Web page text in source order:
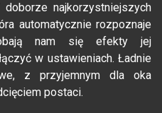
najkorzystniejszych
automatycznie rozpoznaje
nam się efekty jej
w ustawieniach. Ładnie
z przyjemnym dla oka
postaci.